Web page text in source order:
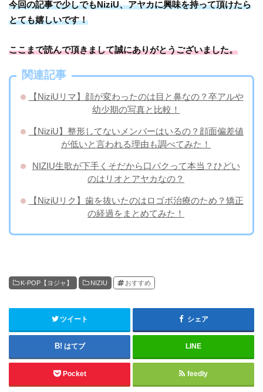
今回の記事で少しでもNiziU、アヤカに興味を持って頂けたら
とても嬉しいです！
ここまで読んで頂きまして誠にありがとうございました。
関連記事
【NiziUリマ】顔が変わったのは目と鼻なの？卒アルや
幼少期の写真と比較！
【NiziU】整形してないメンバーはいるの？顔面偏差値
が低いと言われる理由も調べてみた！
NIZIU生歌が下手くそだから口パクって本当？ひどい
のはリオとアヤカなの？
【NiziUリク】歯を抜いたのはロゴボ治療のため？矯正
の経過をまとめてみた！
K-POP【ヨジャ】 NIZIU おすすめ
ツイート シェア
はてブ LINE
Pocket feedly